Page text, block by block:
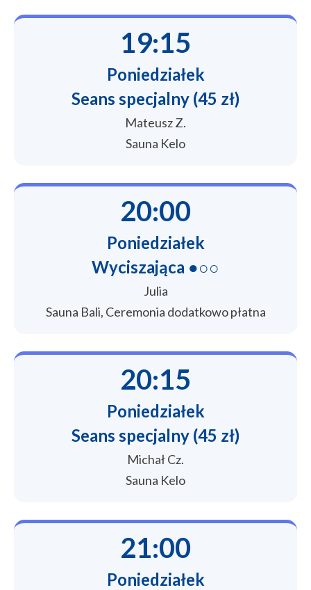
19:15
Poniedziałek
Seans specjalny (45 zł)
Mateusz Z.
Sauna Kelo
20:00
Poniedziałek
Wyciszająca ●○○
Julia
Sauna Bali, Ceremonia dodatkowo płatna
20:15
Poniedziałek
Seans specjalny (45 zł)
Michał Cz.
Sauna Kelo
21:00
Poniedziałek